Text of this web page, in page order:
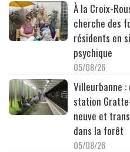
À la Croix-
cherche des
résidents en
psychique
05/08/26
Villeurbanne :
station
neuve et
dans la forêt
05/08/26